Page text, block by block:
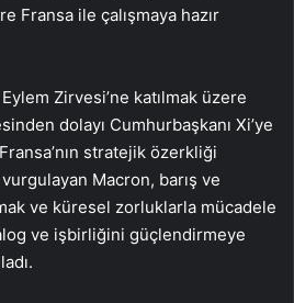
Fransa ile çalışmaya hazır
Zirvesi’ne katılmak üzere
dolayı Cumhurbaşkanı Xi’ye
stratejik özerkliği
Macron, barış ve
ve küresel zorluklarla mücadele
ve işbirliğini güçlendirmeye